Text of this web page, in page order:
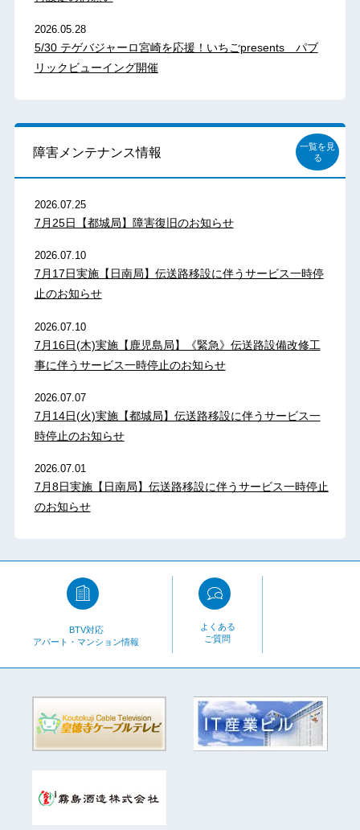
2026.05.28
5/30 テゲバジャーロ宮崎を応援！いちごpresents パブ
リックビューイング開催
障害メンテナンス情報
一覧を見
る
2026.07.25
7月25日【都城局】障害復旧のお知らせ
2026.07.10
7月17日実施【日南局】伝送路移設に伴うサービス一時停
止のお知らせ
2026.07.10
7月16日(木)実施【鹿児島局】《緊急》伝送路設備改修工
事に伴うサービス一時停止のお知らせ
2026.07.07
7月14日(火)実施【都城局】伝送路移設に伴うサービス一
時停止のお知らせ
2026.07.01
7月8日実施【日南局】伝送路移設に伴うサービス一時停止
のお知らせ
BTV対応
アパート・マンション情報
よくある
ご質問